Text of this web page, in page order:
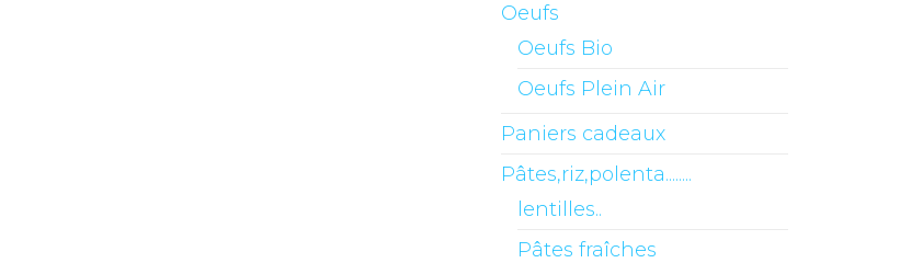
Oeufs
Oeufs Bio
Oeufs Plein Air
Paniers cadeaux
Pâtes,riz,polenta........
lentilles..
Pâtes fraîches